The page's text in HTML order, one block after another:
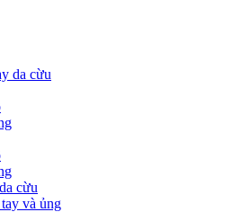
da cừu
cừu
và ủng